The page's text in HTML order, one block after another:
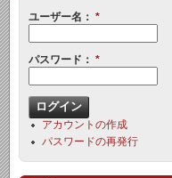
ユーザー名： *
パスワード： *
アカウントの作成
パスワードの再発行